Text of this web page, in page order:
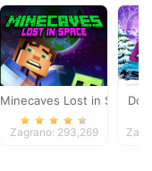
Minecaves Lost in Space
Zagrano: 293,269